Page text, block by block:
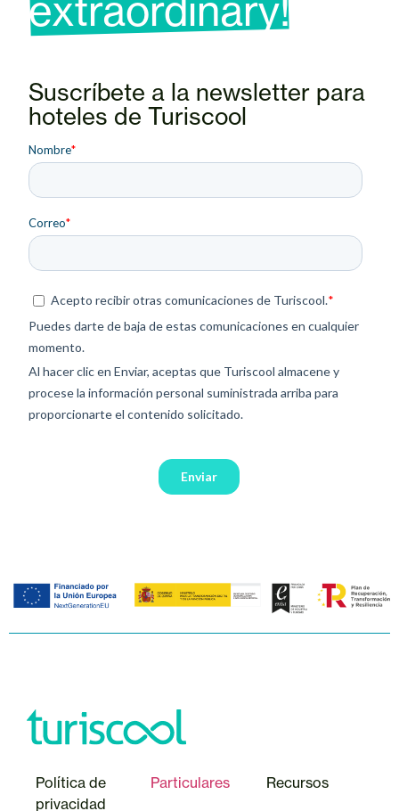
Suscríbete a la newsletter para
hoteles de Turiscool
Política de
privacidad
Particulares
Recursos